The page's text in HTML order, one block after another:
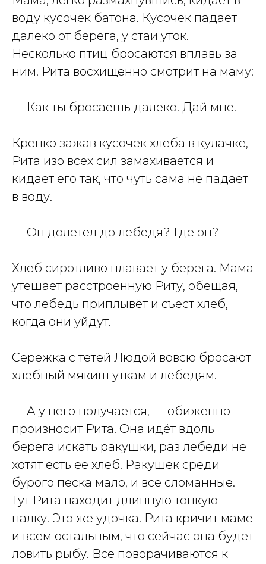
воду кусочек батона. Кусочек падает
далеко от берега, у стаи уток.
Несколько птиц бросаются вплавь за
ним. Рита восхищённо смотрит на маму:
— Как ты бросаешь далеко. Дай мне.
Крепко зажав кусочек хлеба в кулачке,
Рита изо всех сил замахивается и
кидает его так, что чуть сама не падает
в воду.
— Он долетел до лебедя? Где он?
Хлеб сиротливо плавает у берега. Мама
утешает расстроенную Риту, обещая,
что лебедь приплывёт и съест хлеб,
когда они уйдут.
Серёжка с тётей Людой вовсю бросают
хлебный мякиш уткам и лебедям.
— А у него получается, — обиженно
произносит Рита. Она идёт вдоль
берега искать ракушки, раз лебеди не
хотят есть её хлеб. Ракушек среди
бурого песка мало, и все сломанные.
Тут Рита находит длинную тонкую
палку. Это же удочка. Рита кричит маме
и всем остальным, что сейчас она будет
ловить рыбу. Все поворачиваются к